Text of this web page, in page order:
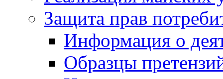
Защита прав
Информация о
Образцы